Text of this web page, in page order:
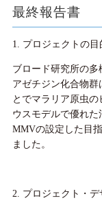
最終報告書
1. プロジェクトの目
ブロード研究所の
アゼチジン化合物群
とでマラリア原虫
ウスモデルで優れ
MMVの設定した目
ました。
2. プロジェクト・デ